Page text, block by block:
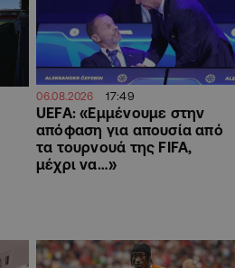
06.08.2026 17:49
UEFA: «Εμμένουμε στην
απόφαση για απουσία από
τα τουρνουά της FIFA,
μέχρι να…»